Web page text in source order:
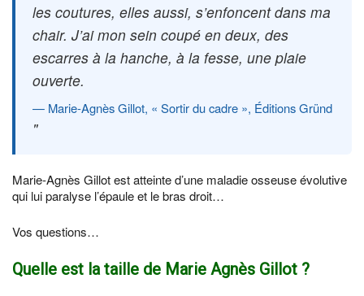
les coutures, elles aussi, s’enfoncent dans ma
chair. J’ai mon sein coupé en deux, des
escarres à la hanche, à la fesse, une plaie
ouverte.
Marie-Agnès Gillot, « Sortir du cadre », Éditions Gründ
Marie-Agnès Gillot est atteinte d’une maladie osseuse évolutive
qui lui paralyse l’épaule et le bras droit…
Vos questions…
Quelle est la taille de Marie Agnès Gillot ?